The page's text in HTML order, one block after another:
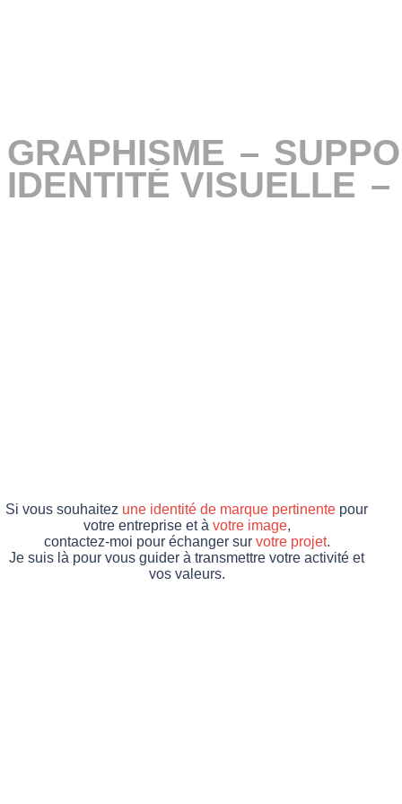
GRAPHISME –
GRAPHISME –
IDENTITÉ VISUELLE –
IDENTITÉ VISUELLE –
Si vous souhaitez une identité de marque pertinente pour
votre entreprise et à votre image,
contactez-moi pour échanger sur votre projet.
Je suis là pour vous guider à transmettre votre activité et
vos valeurs.